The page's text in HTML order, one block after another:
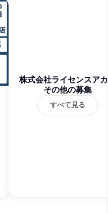
株式会社ライセンスア
ミー
その他の募集
すべて見る